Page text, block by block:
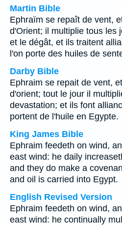
Martin Bible
Ephraïm se repaît de vent,
d'Orient; il multiplie tous les
et le dégât, et ils traitent
l'on porte des huiles de
Darby Bible
Ephraim se repait de vent,
d'orient; tout le jour il
devastation; et ils font
portent de l'huile en Egypte.
King James Bible
Ephraim feedeth on wind,
east wind: he daily
and they do make a
and oil is carried into Egypt.
English Revised Version
Ephraim feedeth on wind,
east wind: he continually